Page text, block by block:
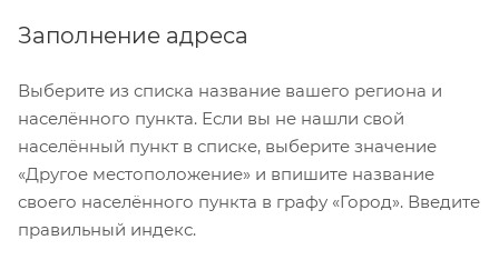
Заполнение адреса
Выберите из списка название вашего региона и
населённого пункта. Если вы не нашли свой
населённый пункт в списке, выберите значение
«Другое местоположение» и впишите название
своего населённого пункта в графу «Город». Введите
правильный индекс.